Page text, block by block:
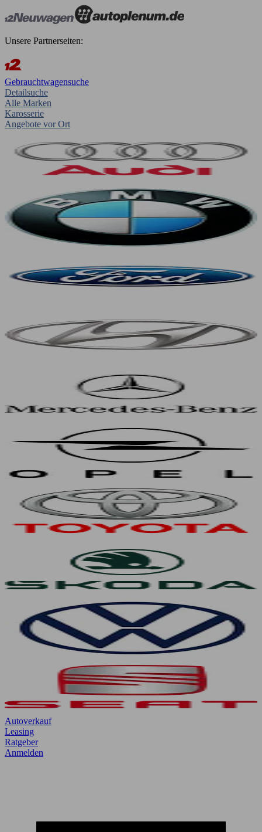
Unsere Partnerseiten:
Gebrauchtwagensuche
Detailsuche
Alle Marken
Karosserie
Angebote vor Ort
Autoverkauf
Leasing
Ratgeber
Anmelden